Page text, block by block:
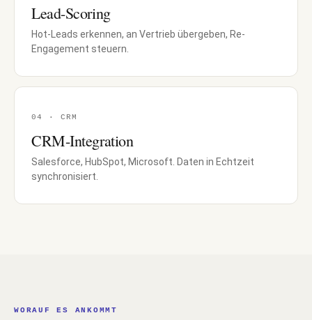
Lead-Scoring
Hot-Leads erkennen, an Vertrieb übergeben, Re-
Engagement steuern.
04 · CRM
CRM-Integration
Salesforce, HubSpot, Microsoft. Daten in Echtzeit
synchronisiert.
WORAUF ES ANKOMMT